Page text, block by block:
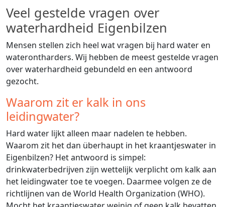
Veel gestelde vragen over
waterhardheid Eigenbilzen
Mensen stellen zich heel wat vragen bij hard water en
waterontharders. Wij hebben de meest gestelde vragen
over waterhardheid gebundeld en een antwoord
gezocht.
Waarom zit er kalk in ons
leidingwater?
Hard water lijkt alleen maar nadelen te hebben.
Waarom zit het dan überhaupt in het kraantjeswater in
Eigenbilzen? Het antwoord is simpel:
drinkwaterbedrijven zijn wettelijk verplicht om kalk aan
het leidingwater toe te voegen. Daarmee volgen ze de
richtlijnen van de World Health Organization (WHO).